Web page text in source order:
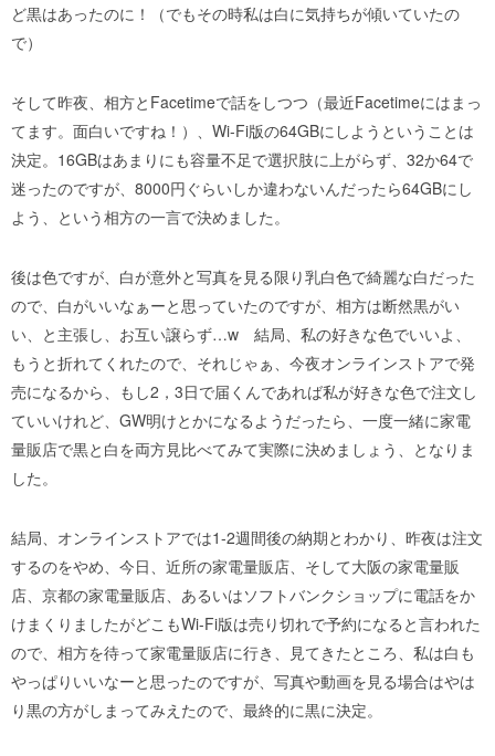
ど黒はあったのに！（でもその時私は白に気持ちが傾いていたの
で）
そして昨夜、相方とFacetimeで話をしつつ（最近Facetimeにはまっ
てます。面白いですね！）、Wi-Fi版の64GBにしようということは
決定。16GBはあまりにも容量不足で選択肢に上がらず、32か64で
迷ったのですが、8000円ぐらいしか違わないんだったら64GBにし
よう、という相方の一言で決めました。
後は色ですが、白が意外と写真を見る限り乳白色で綺麗な白だった
ので、白がいいなぁーと思っていたのですが、相方は断然黒がい
い、と主張し、お互い譲らず…w 結局、私の好きな色でいいよ、
もうと折れてくれたので、それじゃぁ、今夜オンラインストアで発
売になるから、もし2，3日で届くんであれば私が好きな色で注文し
ていいけれど、GW明けとかになるようだったら、一度一緒に家電
量販店で黒と白を両方見比べてみて実際に決めましょう、となりま
した。
結局、オンラインストアでは1-2週間後の納期とわかり、昨夜は注文
するのをやめ、今日、近所の家電量販店、そして大阪の家電量販
店、京都の家電量販店、あるいはソフトバンクショップに電話をか
けまくりましたがどこもWi-Fi版は売り切れで予約になると言われた
ので、相方を待って家電量販店に行き、見てきたところ、私は白も
やっぱりいいなーと思ったのですが、写真や動画を見る場合はやは
り黒の方がしまってみえたので、最終的に黒に決定。